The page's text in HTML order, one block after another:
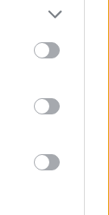
00:00:57
kils iki